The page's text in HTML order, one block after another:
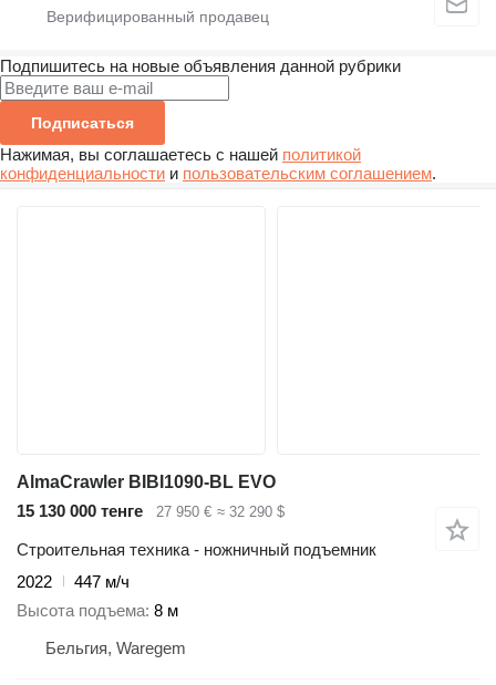
Подпишитесь на новые объявления данной рубрики
Подписаться
Нажимая, вы соглашаетесь с нашей политикой
конфиденциальности и пользовательским соглашением.
AlmaCrawler BIBI1090-BL EVO
15 130 000 тенге
27 950 € ≈ 32 290 $
Строительная техника - ножничный подъемник
2022
447 м/ч
Высота подъема 8 м
Бельгия, Waregem